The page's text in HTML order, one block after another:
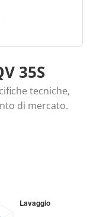
35S
tecniche,
di mercato.